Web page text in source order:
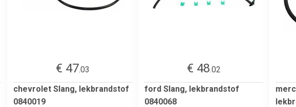
€ 47.03
chevrolet Slang, lekbrandstof
0840019
€ 48.02
ford Slang, lekbrandstof
0840068